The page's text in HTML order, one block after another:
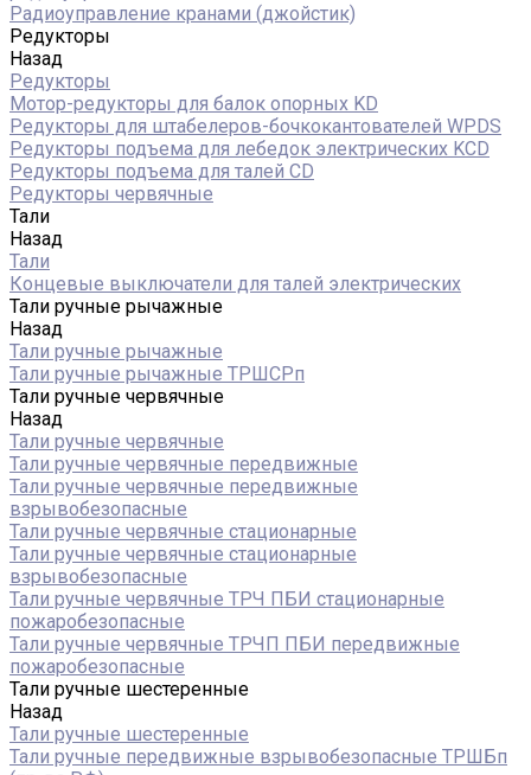
Радиоуправление кранами (джойстик)
Редукторы
Назад
Редукторы
Мотор-редукторы для балок опорных KD
Редукторы для штабелеров-бочкокантователей WPDS
Редукторы подъема для лебедок электрических KCD
Редукторы подъема для талей CD
Редукторы червячные
Тали
Назад
Тали
Концевые выключатели для талей электрических
Тали ручные рычажные
Назад
Тали ручные рычажные
Тали ручные рычажные ТРШСРп
Тали ручные червячные
Назад
Тали ручные червячные
Тали ручные червячные передвижные
Тали ручные червячные передвижные
взрывобезопасные
Тали ручные червячные стационарные
Тали ручные червячные стационарные
взрывобезопасные
Тали ручные червячные ТРЧ ПБИ стационарные
пожаробезопасные
Тали ручные червячные ТРЧП ПБИ передвижные
пожаробезопасные
Тали ручные шестеренные
Назад
Тали ручные шестеренные
Тали ручные передвижные взрывобезопасные ТРШБп